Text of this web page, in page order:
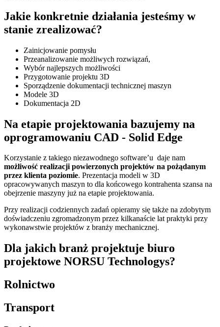
Jakie konkretnie działania jesteśmy w
stanie zrealizować?
Zainicjowanie pomysłu
Przeanalizowanie możliwych rozwiązań,
Wybór najlepszych możliwości
Przygotowanie projektu 3D
Sporządzenie dokumentacji technicznej maszyn
Modele 3D
Dokumentacja 2D
Na etapie projektowania bazujemy na
oprogramowaniu CAD - Solid Edge
Korzystanie z takiego niezawodnego software’u daje nam
możliwość realizacji powierzonych projektów na pożądanym
przez klienta poziomie. Prezentacja modeli w 3D
opracowywanych maszyn to dla końcowego kontrahenta szansa na
obejrzenie maszyny już na etapie projektowania.
Przy realizacji codziennych zadań opieramy się także na zdobytym
doświadczeniu zgromadzonym przez kilkanaście lat praktyki przy
wykonawstwie projektów z branży mechanicznej.
Dla jakich branż projektuje biuro
projektowe NORSU Technologys?
Rolnictwo
Transport